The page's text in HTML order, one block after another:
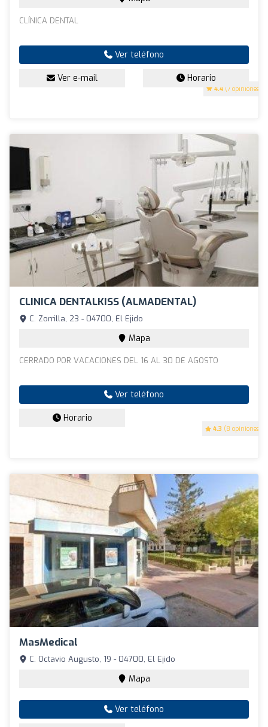
4.4 (7 opiniones)
CLÍNICA DENTAL
Ver teléfono
Ver e-mail Horario
CLINICA DENTALKISS (ALMADENTAL)
4.3 (8 opiniones)
C. Zorrilla, 23 - 04700, El Ejido
Mapa
CERRADO POR VACACIONES DEL 16 AL 30 DE AGOSTO
Ver teléfono
Horario
MasMedical
C. Octavio Augusto, 19 - 04700, El Ejido
Mapa
Ver teléfono